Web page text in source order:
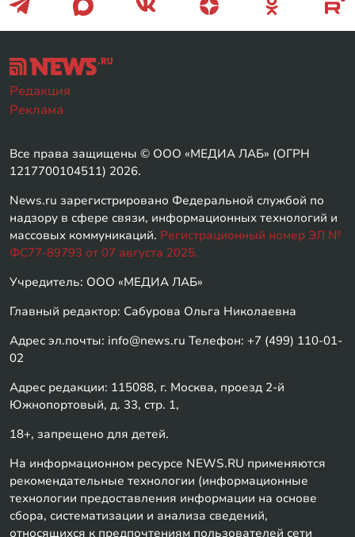
Редакция
Реклама
Все права защищены © ООО «МЕДИА ЛАБ» (ОГРН
1217700104511) 2026.
News.ru зарегистрировано Федеральной службой по
надзору в сфере связи, информационных технологий и
массовых коммуникаций. Регистрационный номер ЭЛ №
ФС77-89793 от 07 августа 2025.
Учредитель: ООО «МЕДИА ЛАБ»
Главный редактор: Сабурова Ольга Николаевна
Адрес эл.почты: info@news.ru Телефон: +7 (499) 110-01-
02
Адрес редакции: 115088, г. Москва, проезд 2-й
Южнопортовый, д. 33, стр. 1,
18+, запрещено для детей.
На информационном ресурсе NEWS.RU применяются
рекомендательные технологии (информационные
технологии предоставления информации на основе
сбора, систематизации и анализа сведений,
относящихся к предпочтениям пользователей сети